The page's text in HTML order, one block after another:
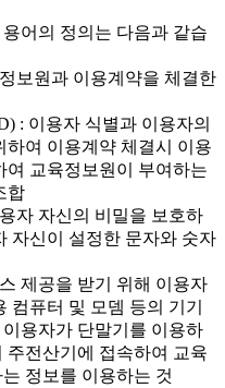
어의 정의는 다음과 같습
보원과 이용계약을 체결한
: 이용자 식별과 이용자의
하여 이용계약 체결시 이용
여 교육정보원이 부여하는
합
자 자신의 비밀을 보호하
자신이 설정한 문자와 숫자
제공을 받기 위해 이용자
컴퓨터 및 모뎀 등의 기기
용자가 단말기를 이용하
주전산기에 접속하여 교육
정보를 이용하는 것